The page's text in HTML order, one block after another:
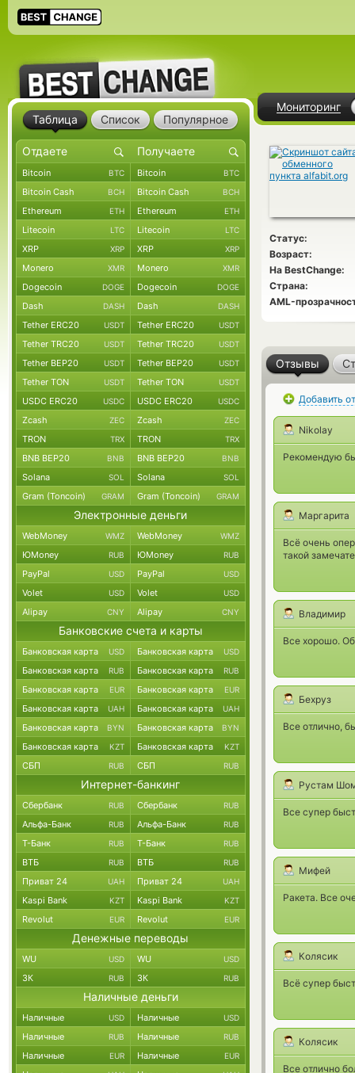
Мониторинг
Статус:
Возраст:
На BestChange:
Страна:
AML-
Отзывы
Добавить
Nikolay
Рекомендую
Маргарита
Всё очень
такой
Владимир
Все хорошо.
Бехруз
Все отлично,
Рустам
Все супер
Мифей
Ракета. Все
Колясик
Всё супер
Колясик
Все отлично
Таблица Список Популярное
Bitcoin BTC Bitcoin BTC
Bitcoin Cash BCH Bitcoin Cash BCH
Ethereum ETH Ethereum ETH
Litecoin LTC Litecoin LTC
XRP XRP XRP XRP
Monero XMR Monero XMR
Dogecoin DOGE Dogecoin DOGE
Dash DASH Dash DASH
Tether ERC20 USDT Tether ERC20 USDT
Tether TRC20 USDT Tether TRC20 USDT
Tether BEP20 USDT Tether BEP20 USDT
Tether TON USDT Tether TON USDT
USDC ERC20 USDC USDC ERC20 USDC
Zcash ZEC Zcash ZEC
TRON TRX TRON TRX
BNB BEP20 BNB BNB BEP20 BNB
Solana SOL Solana SOL
Gram (Toncoin) GRAM Gram (Toncoin) GRAM
Электронные деньги
WebMoney WMZ WebMoney WMZ
ЮMoney RUB ЮMoney RUB
PayPal USD PayPal USD
Volet USD Volet USD
Alipay CNY Alipay CNY
Банковские счета и карты
Банковская карта USD Банковская карта USD
Банковская карта RUB Банковская карта RUB
Банковская карта EUR Банковская карта EUR
Банковская карта UAH Банковская карта UAH
Банковская карта BYN Банковская карта BYN
Банковская карта KZT Банковская карта KZT
СБП RUB СБП RUB
Интернет-банкинг
Сбербанк RUB Сбербанк RUB
Альфа-Банк RUB Альфа-Банк RUB
Т-Банк RUB Т-Банк RUB
ВТБ RUB ВТБ RUB
Приват 24 UAH Приват 24 UAH
Kaspi Bank KZT Kaspi Bank KZT
Revolut EUR Revolut EUR
Денежные переводы
WU USD WU USD
ЗК RUB ЗК RUB
Наличные деньги
Наличные USD Наличные USD
Наличные RUB Наличные RUB
Наличные EUR Наличные EUR